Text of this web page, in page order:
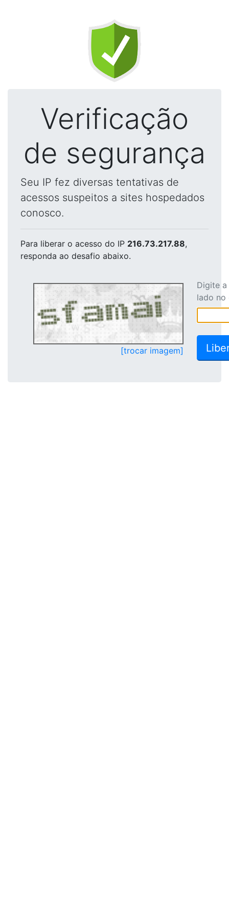
Verificação
de segurança
Seu IP fez diversas tentativas de
acessos suspeitos a sites hospedados
conosco.
Para liberar o acesso do IP 216.73.217.88,
responda ao desafio abaixo.
[trocar imagem]
Digite
lado no